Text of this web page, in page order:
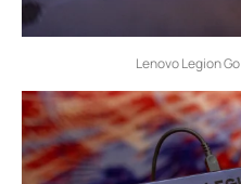
Lenovo Legion